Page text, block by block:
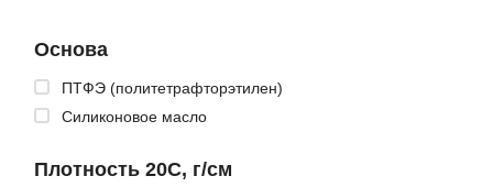
Основа
ПТФЭ (политетрафторэтилен)
Силиконовое масло
Плотность 20С, г/см